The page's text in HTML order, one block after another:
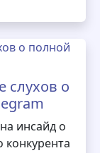
слухов о
инсайд о